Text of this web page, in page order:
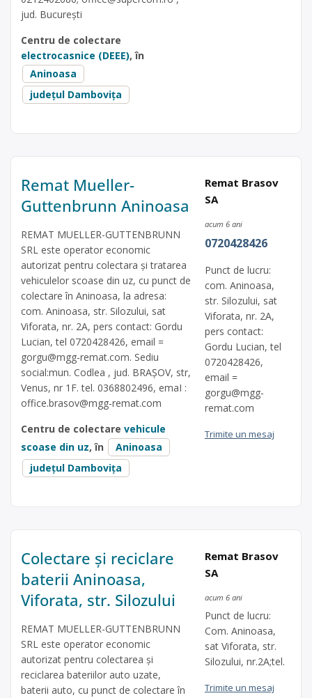
jud. București
Centru de colectare
electrocasnice (DEEE), în
Aninoasa
județul Dambovița
Remat Mueller-
Guttenbrunn Aninoasa
REMAT MUELLER-GUTTENBRUNN
SRL este operator economic
autorizat pentru colectara și tratarea
vehiculelor scoase din uz, cu punct de
colectare în Aninoasa, la adresa:
com. Aninoasa, str. Silozului, sat
Viforata, nr. 2A, pers contact: Gordu
Lucian, tel 0720428426, email =
gorgu@mgg-remat.com. Sediu
social:mun. Codlea , jud. BRAȘOV, str,
Venus, nr 1F. tel. 0368802496, emaI :
office.brasov@mgg-remat.com
Centru de colectare vehicule
scoase din uz, în
Aninoasa
județul Dambovița
Remat Brasov
SA
acum 6 ani
0720428426
Punct de lucru:
com. Aninoasa,
str. Silozului, sat
Viforata, nr. 2A,
pers contact:
Gordu Lucian, tel
0720428426,
email =
gorgu@mgg-
remat.com
Trimite un mesaj
Colectare și reciclare
baterii Aninoasa,
Viforata, str. Silozului
REMAT MUELLER-GUTTENBRUNN
SRL este operator economic
autorizat pentru colectarea și
reciclarea bateriilor auto uzate,
baterii auto, cu punct de colectare în
Remat Brasov
SA
acum 6 ani
Punct de lucru:
Com. Aninoasa,
sat Viforata, str.
Silozului, nr.2A;tel.
Trimite un mesaj